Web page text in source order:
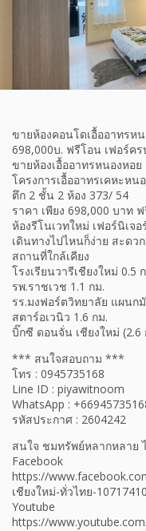
ขายห้องคอนโดเอื้ออาทรห
698,000บ. ฟรีโอน เฟอร์คร
ขายห้องเอื้ออาทรหนองหอ
โครงการเอื้ออาทรเคหะหน
ตึก 2 ชั้น 2 ห้อง 373/ 54
ราคา เพียง 698,000 บาท
ห้องรีโนเวทใหม่ เฟอร์นิเจ
เดินทางไปไหนก็ง่าย สะดว
สถานที่ใกล้เคียง
โรงเรียนวารีเชียงใหม่ 0.5
รพ.ราชเวช 1.1 กม.
รร.มงฟอร์ตวิทยาลัย แผนก
สตาร์อเวนิว 1.6 กม.
บิ๊กซี ดอนจั่น เชียงใหม่ (2.6
*** สนใจสอบถาม ***
โทร : 0945735168
Line ID : piyawitnoom
WhatsApp :
รหัสประกาศ : 2604242
สนใจ ชมทรัพย์หลากหลาย
Facebook
https://
เชียงใหม่-ทั่วไทย-
Youtube
https://